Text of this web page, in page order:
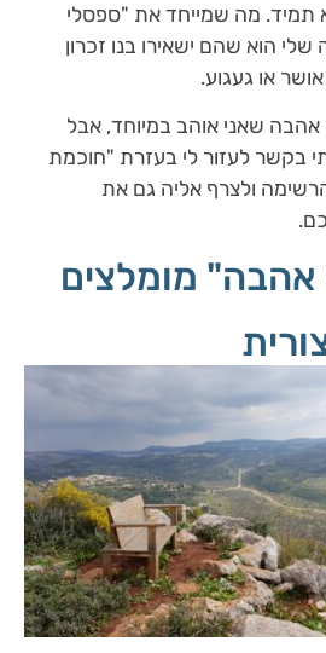
תמיד. מה שמייחד את "ספסלי
הוא שהם ישאירו בנו זכרון
או געגוע.
שאני אוהב במיוחד, אבל
בקשר לעזור לי בעזרת "חוכמת
ולצרף אליה גם את
מומלצים